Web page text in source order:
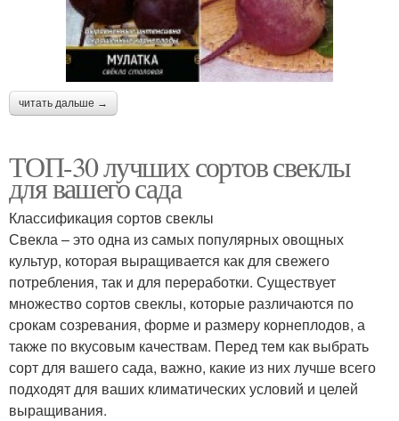
читать дальше →
ТОП-30 лучших сортов свеклы
для вашего сада
Классификация сортов свеклы
Свекла – это одна из самых популярных овощных
культур, которая выращивается как для свежего
потребления, так и для переработки. Существует
множество сортов свеклы, которые различаются по
срокам созревания, форме и размеру корнеплодов, а
также по вкусовым качествам. Перед тем как выбрать
сорт для вашего сада, важно, какие из них лучше всего
подходят для ваших климатических условий и целей
выращивания.